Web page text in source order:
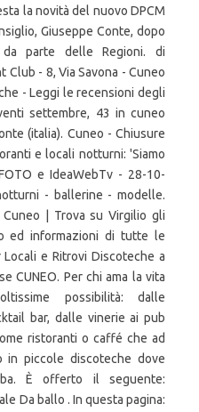
la novità del nuovo DPCM
Giuseppe Conte, dopo
parte delle Regioni. di
Club - 8, Via Savona - Cuneo
- Leggi le recensioni degli
settembre, 43 in cuneo
(italia). Cuneo - Chiusure
e locali notturni: 'Siamo
e IdeaWebTv - 28-10-
- ballerine - modelle.
| Trova su Virgilio gli
ed informazioni di tutte le
e Ritrovi Discoteche a
CUNEO. Per chi ama la vita
possibilità: dalle
bar, dalle vinerie ai pub
ristoranti o caffé che ad
in piccole discoteche dove
È offerto il seguente:
Da ballo . In questa pagina: